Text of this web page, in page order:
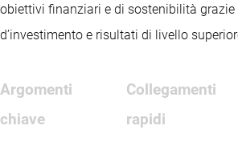
obiettivi finanziari e di sostenibilità
d’investimento e risultati di livello
Argomenti
chiave
Collegamenti
rapidi